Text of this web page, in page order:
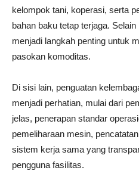
kelompok tani, koperasi, serta
bahan baku tetap terjaga.
menjadi langkah penting untuk
pasokan komoditas.
Di sisi lain, penguatan
menjadi perhatian, mulai dari
jelas, penerapan standar
pemeliharaan mesin,
sistem kerja sama yang
pengguna fasilitas.